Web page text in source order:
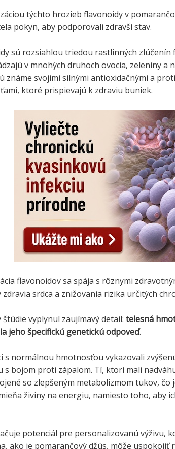
týchto hrozieb flavonoidy v
pokyn, aby podporovali zdravší stav.
sú rozsiahlou triedou rastlinných
v mnohých druhoch ovocia, zeleniny a
známe svojimi silnými antioxidačnými a
ktoré prispievajú k zdraviu buniek.
flavonoidov sa spája s rôznymi
srdca a znižovania rizika určitých
štúdie vyplynul zaujímavý detail: telesná
jeho špecifickú genetickú odpoveď.
s normálnou hmotnosťou vykazovali
s bojom proti zápalom. Tí, ktorí mali
so zlepšeným metabolizmom tukov,
živiny na energiu, namiesto toho, aby
potenciál pre personalizovanú výživu,
ako je pomarančový džús, môže uspokojiť